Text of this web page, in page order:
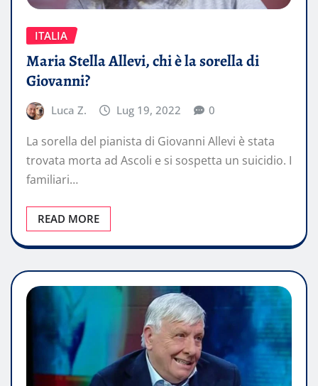
ITALIA
Maria Stella Allevi, chi è la sorella di
Giovanni?
Luca Z. Lug 19, 2022 0
La sorella del pianista di Giovanni Allevi è stata
trovata morta ad Ascoli e si sospetta un suicidio. I
familiari…
READ MORE